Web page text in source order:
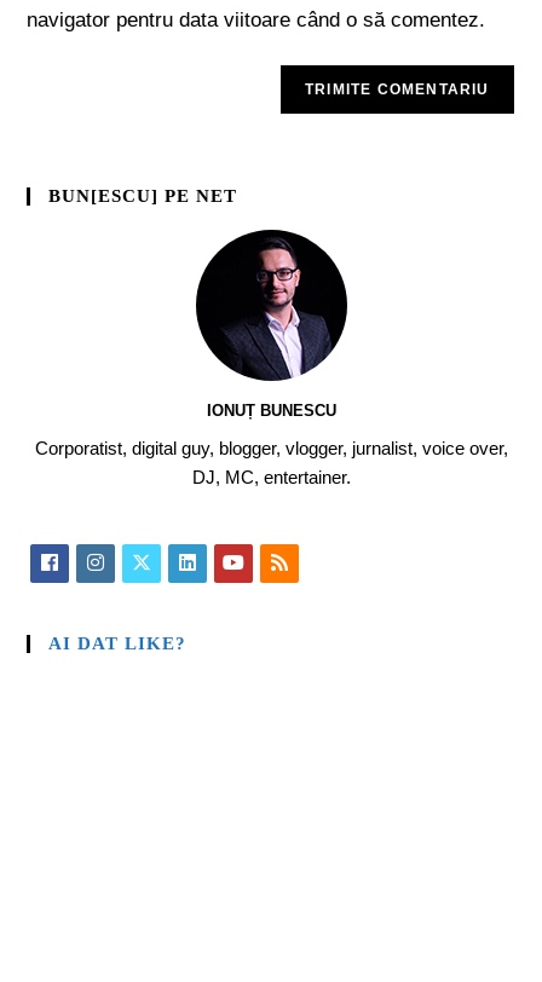
navigator pentru data viitoare când o să comentez.
BUN[ESCU] PE NET
IONUȚ BUNESCU
Corporatist, digital guy, blogger, vlogger, jurnalist, voice over,
DJ, MC, entertainer.
AI DAT LIKE?